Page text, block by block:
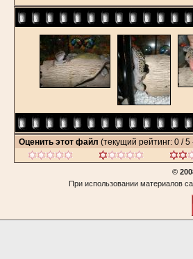
Оценить этот файл (текущий рейтинг: 0 / 5
©
При использовании материалов